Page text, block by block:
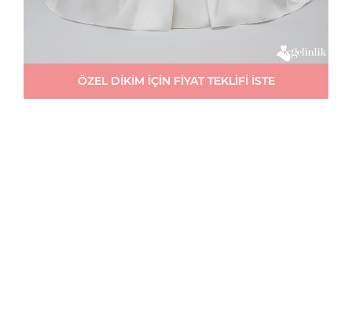
ÖZEL DİKİM İÇİN FİYAT TEKLİFİ İSTE